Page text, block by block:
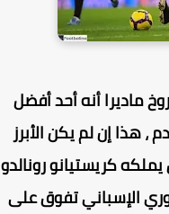
أنه أحد أفضل
إن لم يكن الأبرز
كريستيانو رونالدو
الإسباني تفوق على